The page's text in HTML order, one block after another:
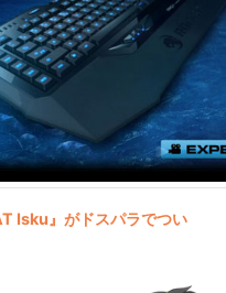
Isku』がドスパラでつい